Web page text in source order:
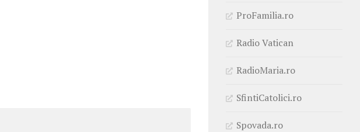
ProFamilia.ro
Radio Vatican
RadioMaria.ro
SfintiCatolici.ro
Spovada.ro